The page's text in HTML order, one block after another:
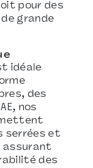
pour des
grande
idéale
des
nos
serrées et
assurant
des